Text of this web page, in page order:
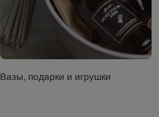
Вазы, подарки и игрушки